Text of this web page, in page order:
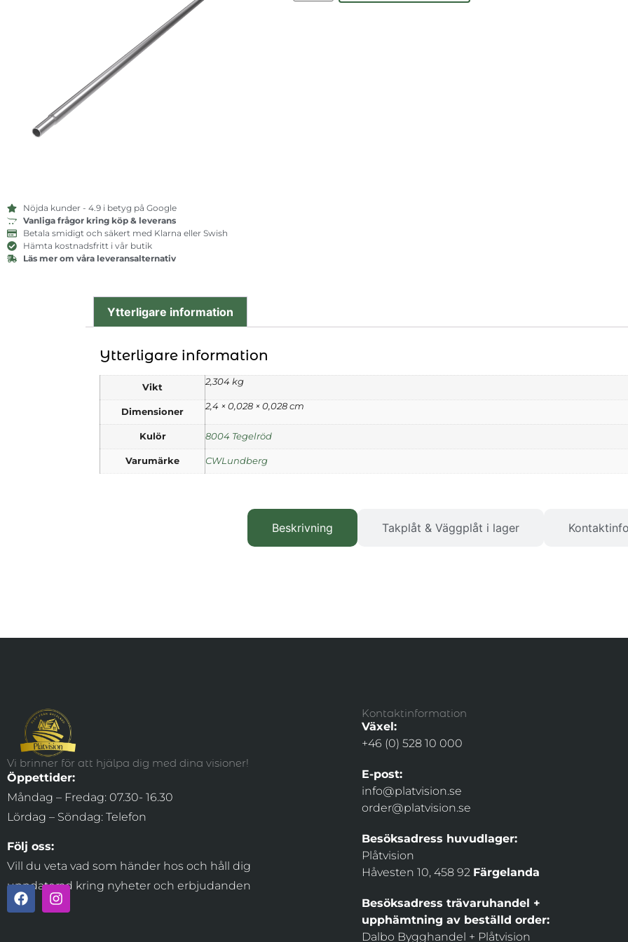
Nöjda kunder - 4.9 i betyg på Google
Vanliga frågor kring köp & leverans
Betala smidigt och säkert med Klarna eller Swish
Hämta kostnadsfritt i vår butik
Läs mer om våra leveransalternativ
Beskrivning Takplåt & Väggplåt i lager
Ytterligare information
Ytterligare information
Vikt
2,304 kg
Dimensioner
2,4 × 0,028 × 0,028 cm
Kulör 8004 Tegelröd
Varumärke CWLundberg
Vi brinner för att hjälpa dig med dina visioner!
Öppettider:
Måndag – Fredag: 07.30- 16.30
Lördag – Söndag: Telefon
Följ oss:
Vill du veta vad som händer hos och håll dig
uppdaterad kring nyheter och erbjudanden
Kontaktinformation
Växel:
+46 (0) 528 10 000
E-post:
info@platvision.se
order@platvision.se
Besöksadress huvudlager:
Plåtvision
Håvesten 10, 458 92 Färgelanda
Besöksadress trävaruhandel +
upphämtning av beställd order:
Dalbo Bygghandel + Plåtvision